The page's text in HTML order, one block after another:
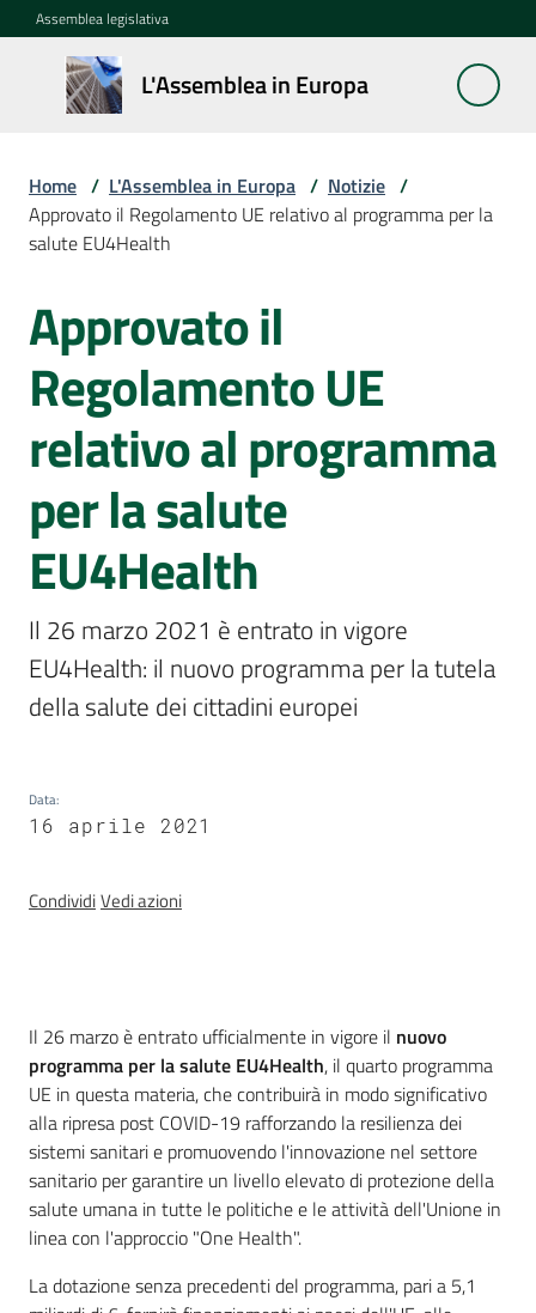
Vai al contenuto
Vai alla navigazione
Vai al footer
Assemblea legislativa
L'Assemblea in Europa
L'Assemblea
in Europa
Cos'è
la
La
Rete
europea
regionale
Le
Sessioni
europee
Notizie
Menu selezionato
legislativa
Assemblea
Per i media
Per i cittadini
Home / L'Assemblea in Europa / Notizie /
Approvato il Regolamento UE relativo al programma per la
salute EU4Health
Salta al contenuto
Approvato il
Regolamento UE
relativo al programma
per la salute
EU4Health
Il 26 marzo 2021 è entrato in vigore
EU4Health: il nuovo programma per la tutela
della salute dei cittadini europei
Data:
16 aprile 2021
CondividiVedi azioni
Introduzione
Il 26 marzo è entrato ufficialmente in vigore il nuovo
programma per la salute EU4Health, il quarto programma
UE in questa materia, che contribuirà in modo significativo
alla ripresa post COVID-19 rafforzando la resilienza dei
sistemi sanitari e promuovendo l'innovazione nel settore
sanitario per garantire un livello elevato di protezione della
salute umana in tutte le politiche e le attività dell'Unione in
linea con l'approccio "One Health".
La dotazione senza precedenti del programma, pari a 5,1